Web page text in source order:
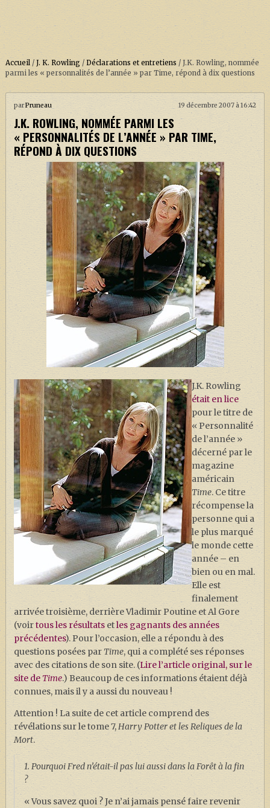
ACCUEIL
À PROPOS
SOUTENEZ-NOUS !
LA SÉRIE HARRY POTTER (REBOOT)
HARRY POTTER : LIVRES
BIOPICS DE HARRY POTTER
LES ANIMAUX FANTASTIQUES
J. K. ROWLING
ARTISANAT MOLDU
FANDOM
CULTURE
PODCASTS
LES GRANDS ARTICLES DE LA GAZETTE
DOSSIERS
JEUX
Accueil/ J. K. Rowling / Déclarations et entretiens / J.K. Rowling, nommée
parmi les « personnalités de l’année » par Time, répond à dix questions
parPruneau 19 décembre 2007 à 16:42
J.K. ROWLING, NOMMÉE PARMI LES
« PERSONNALITÉS DE L’ANNÉE » PAR TIME,
RÉPOND À DIX QUESTIONS
J.K. Rowling
était en lice
pour le titre de
« Personnalité
de l’année »
décerné par le
magazine
américain
Time. Ce titre
récompense la
personne qui a
le plus marqué
le monde cette
année – en
bien ou en mal.
Elle est
finalement
arrivée troisième, derrière Vladimir Poutine et Al Gore
(voirtous les résultatsetles gagnants des années
précédentes). Pour l’occasion, elle a répondu à des
questions posées par Time, qui a complété ses réponses
avec des citations de son site. (Lire l’article original, sur le
site deTime.) Beaucoup de ces informations étaient déjà
connues, mais il y a aussi du nouveau !
Attention ! La suite de cet article comprend des
révélations sur le tome 7,Harry Potter et les Reliques de la
Mort.
1. Pourquoi Fred n’était-il pas lui aussi dans la Forêt à la fin
?
« Vous savez quoi ? Je n’ai jamais pensé faire revenir